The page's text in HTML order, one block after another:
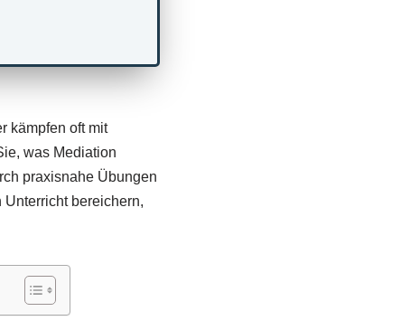
kämpfen oft mit
was Mediation
praxisnahe Übungen
Unterricht bereichern,